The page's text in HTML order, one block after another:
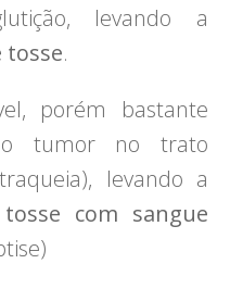
levando a
tosse.
porém bastante
tumor no trato
levando a
com sangue